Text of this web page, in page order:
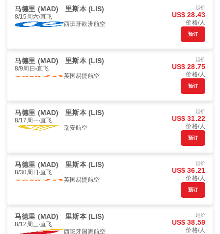
马德里 (MAD) 里斯本 (LIS)
8/15周六 直飞
西班牙欧洲航空
起价
US$ 28.43
价格/人
预订
马德里 (MAD) 里斯本 (LIS)
8/9周日 直飞
英国易捷航空
起价
US$ 28.75
价格/人
预订
马德里 (MAD) 里斯本 (LIS)
8/17周一 直飞
瑞安航空
起价
US$ 31.22
价格/人
预订
马德里 (MAD) 里斯本 (LIS)
8/30周日 直飞
英国易捷航空
起价
US$ 36.21
价格/人
预订
马德里 (MAD) 里斯本 (LIS)
8/12周三 直飞
西班牙国家航空
起价
US$ 38.59
价格/人